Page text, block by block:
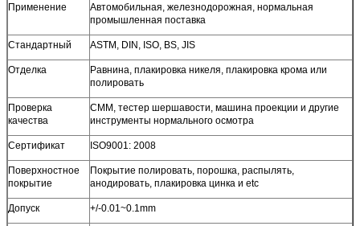
Применение
Автомобильная, железнодорожная, нормальная
промышленная поставка
Стандартный ASTM, DIN, ISO, BS, JIS
Отделка
Равнина, плакировка никеля, плакировка крома или
полировать
Проверка
качества
CMM, тестер шершавости, машина проекции и другие
инструменты нормального осмотра
Сертификат ISO9001: 2008
Поверхностное
покрытие
Покрытие полировать, порошка, распылять,
анодировать, плакировка цинка и etc
Допуск +/-0.01~0.1mm